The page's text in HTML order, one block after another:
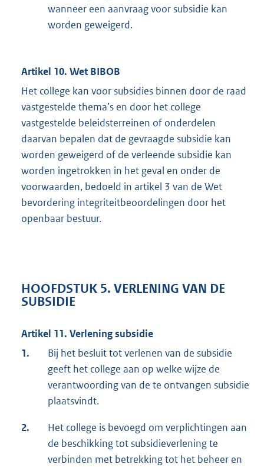
wanneer een aanvraag voor subsidie kan
worden geweigerd.
Artikel 10. Wet BIBOB
Het college kan voor subsidies binnen door de raad
vastgestelde thema’s en door het college
vastgestelde beleidsterreinen of onderdelen
daarvan bepalen dat de gevraagde subsidie kan
worden geweigerd of de verleende subsidie kan
worden ingetrokken in het geval en onder de
voorwaarden, bedoeld in artikel 3 van de Wet
bevordering integriteitbeoordelingen door het
openbaar bestuur.
HOOFDSTUK 5. VERLENING VAN DE
SUBSIDIE
Artikel 11. Verlening subsidie
1.
Bij het besluit tot verlenen van de subsidie
geeft het college aan op welke wijze de
verantwoording van de te ontvangen subsidie
plaatsvindt.
2.
Het college is bevoegd om verplichtingen aan
de beschikking tot subsidieverlening te
verbinden met betrekking tot het beheer en